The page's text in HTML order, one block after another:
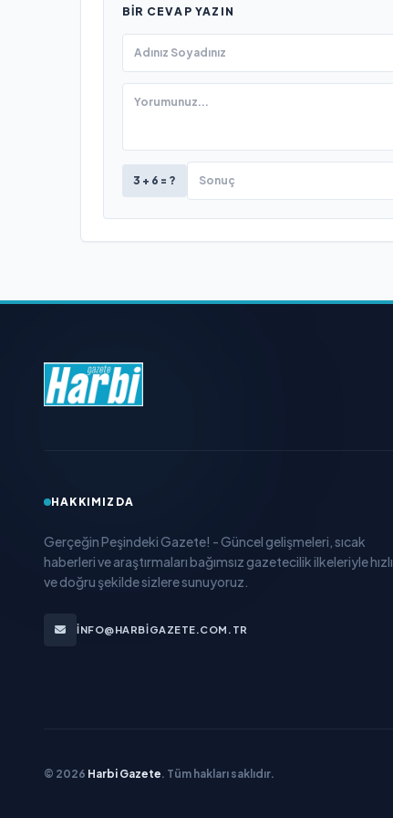
BIR CEVAP YAZIN
3 + 6 = ?
HAKKIMIZDA
Gerçeğin Peşindeki Gazete! - Güncel gelişmeleri, sıcak
haberleri ve araştırmaları bağımsız gazetecilik ilkeleriyle hızlı
ve doğru şekilde sizlere sunuyoruz.
INFO@HARBIGAZETE.COM.TR
© 2026 Harbi Gazete. Tüm hakları saklıdır.